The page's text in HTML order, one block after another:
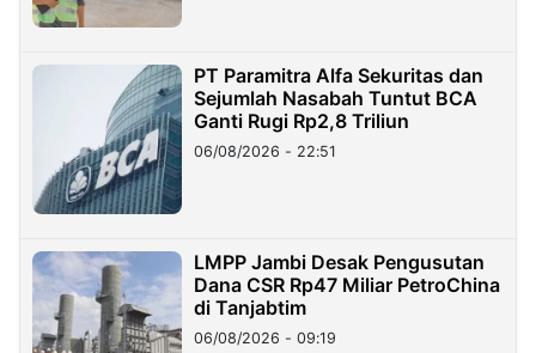
PT Paramitra Alfa Sekuritas dan
Sejumlah Nasabah Tuntut BCA
Ganti Rugi Rp2,8 Triliun
06/08/2026 - 22:51
LMPP Jambi Desak Pengusutan
Dana CSR Rp47 Miliar PetroChina
di Tanjabtim
06/08/2026 - 09:19